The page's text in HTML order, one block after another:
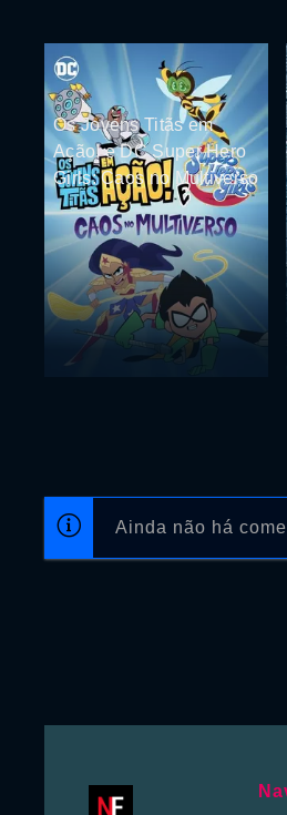
Ainda não há
Os Jovens Titãs em
Ação! e DC Super Hero
Girls: Caos no Multiverso